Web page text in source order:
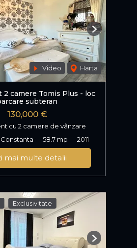
Video Harta
Next
2 camere Tomis Plus - loc
subteran
130,000 €
cu 2 camere de vânzare
Constanta
58.7 mp 2011
mai multe detalii
Exclusivitate
Next